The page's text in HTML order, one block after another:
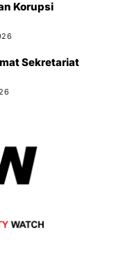
Korupsi
Sekretariat